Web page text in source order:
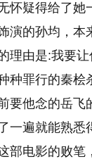
怀疑得给了她
演的孙均，
理由是:我要
种罪行的秦桧
要他念的岳飞
一遍就能熟
部电影的败